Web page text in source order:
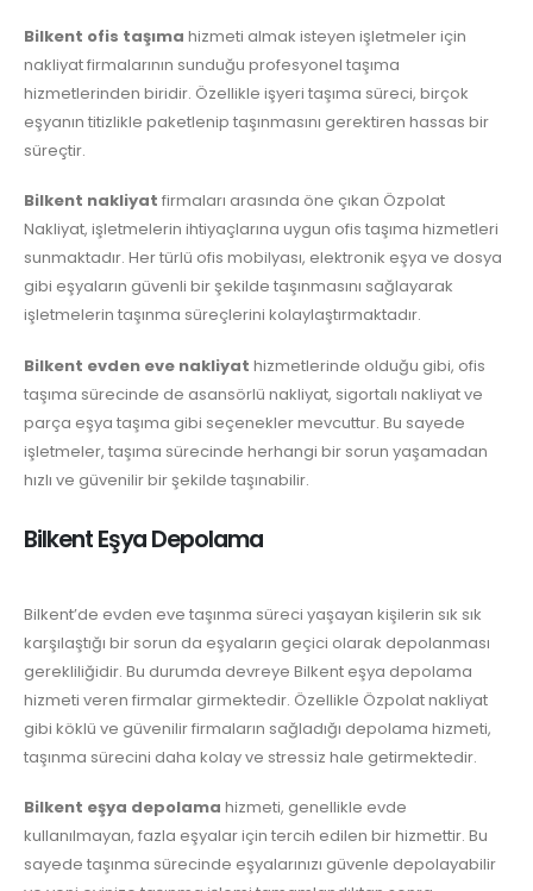
Bilkent ofis taşıma hizmeti almak isteyen işletmeler için
nakliyat firmalarının sunduğu profesyonel taşıma
hizmetlerinden biridir. Özellikle işyeri taşıma süreci, birçok
eşyanın titizlikle paketlenip taşınmasını gerektiren hassas bir
süreçtir.
Bilkent nakliyat firmaları arasında öne çıkan Özpolat
Nakliyat, işletmelerin ihtiyaçlarına uygun ofis taşıma hizmetleri
sunmaktadır. Her türlü ofis mobilyası, elektronik eşya ve dosya
gibi eşyaların güvenli bir şekilde taşınmasını sağlayarak
işletmelerin taşınma süreçlerini kolaylaştırmaktadır.
Bilkent evden eve nakliyat hizmetlerinde olduğu gibi, ofis
taşıma sürecinde de asansörlü nakliyat, sigortalı nakliyat ve
parça eşya taşıma gibi seçenekler mevcuttur. Bu sayede
işletmeler, taşıma sürecinde herhangi bir sorun yaşamadan
hızlı ve güvenilir bir şekilde taşınabilir.
Bilkent Eşya Depolama
Bilkent’de evden eve taşınma süreci yaşayan kişilerin sık sık
karşılaştığı bir sorun da eşyaların geçici olarak depolanması
gerekliliğidir. Bu durumda devreye Bilkent eşya depolama
hizmeti veren firmalar girmektedir. Özellikle Özpolat nakliyat
gibi köklü ve güvenilir firmaların sağladığı depolama hizmeti,
taşınma sürecini daha kolay ve stressiz hale getirmektedir.
Bilkent eşya depolama hizmeti, genellikle evde
kullanılmayan, fazla eşyalar için tercih edilen bir hizmettir. Bu
sayede taşınma sürecinde eşyalarınızı güvenle depolayabilir